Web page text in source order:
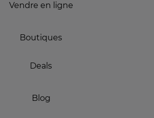
Vendre en ligne
Boutiques
Deals
Blog